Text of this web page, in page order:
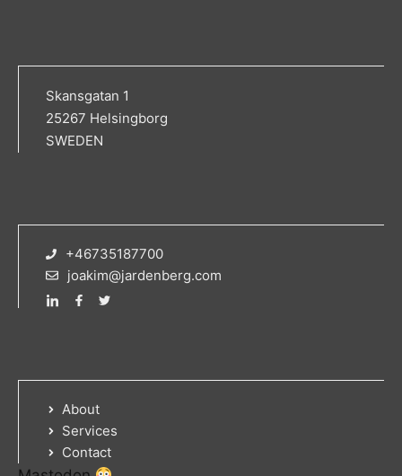
Skansgatan 1
25267 Helsingborg
SWEDEN
+46735187700
joakim@jardenberg.com
About
Services
Contact